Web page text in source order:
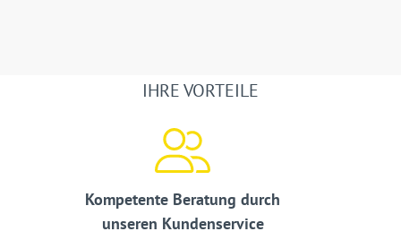
IHRE VORTEILE
Kompetente Beratung durch
unseren Kundenservice